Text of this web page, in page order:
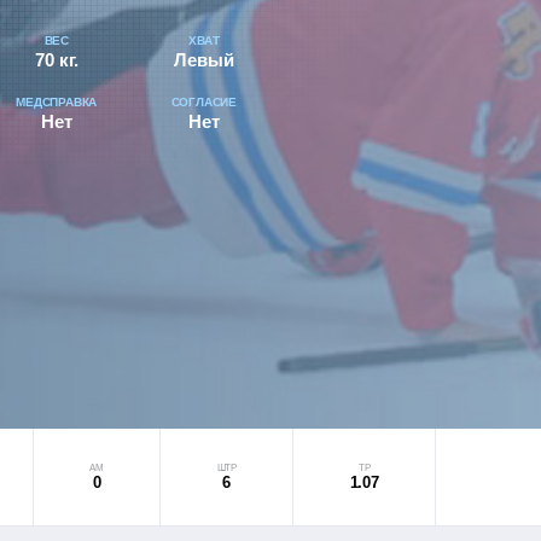
ВЕС
70 кг.
ХВАТ
Левый
МЕДСПРАВКА
Нет
СОГЛАСИЕ
Нет
АМ
0
ШТР
6
ТР
1.07